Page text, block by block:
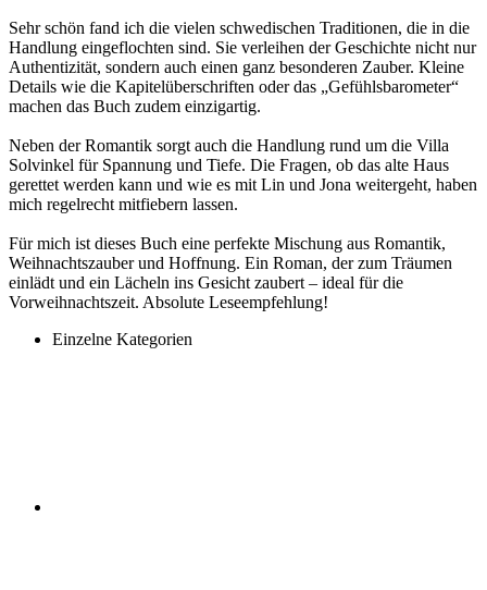
Sehr schön fand ich die vielen schwedischen Traditionen, die in die
Handlung eingeflochten sind. Sie verleihen der Geschichte nicht nur
Authentizität, sondern auch einen ganz besonderen Zauber. Kleine
Details wie die Kapitelüberschriften oder das „Gefühlsbarometer“
machen das Buch zudem einzigartig.
Neben der Romantik sorgt auch die Handlung rund um die Villa
Solvinkel für Spannung und Tiefe. Die Fragen, ob das alte Haus
gerettet werden kann und wie es mit Lin und Jona weitergeht, haben
mich regelrecht mitfiebern lassen.
Für mich ist dieses Buch eine perfekte Mischung aus Romantik,
Weihnachtszauber und Hoffnung. Ein Roman, der zum Träumen
einlädt und ein Lächeln ins Gesicht zaubert – ideal für die
Vorweihnachtszeit. Absolute Leseempfehlung!
Einzelne Kategorien